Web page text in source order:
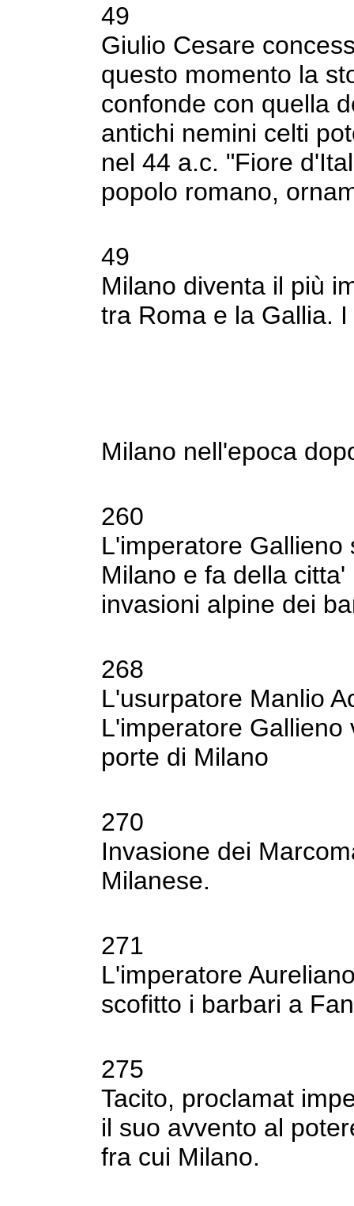
49
Giulio Cesare
questo momento la
confonde con quella
antichi nemini celti
nel 44 a.c. "Fiore
popolo romano,
49
Milano diventa il più
tra Roma e la Gallia.
Milano nell'epoca
260
L'imperatore Gallieno
Milano e fa della citta'
invasioni alpine dei
268
L'usurpatore Manlio
L'imperatore
porte di Milano
270
Invasione dei
Milanese.
271
L'imperatore
scofitto i barbari a
275
Tacito, proclamat
il suo avvento al
fra cui Milano.